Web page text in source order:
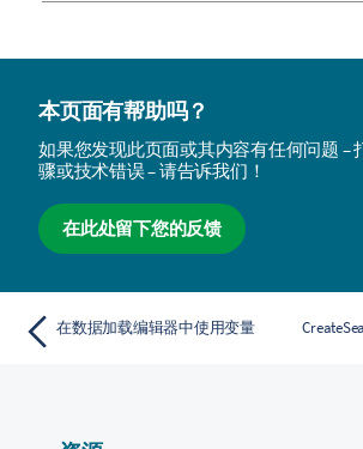
本页面有帮助吗？
如果您发现此页面或其内容有任何问题 –
骤或技术错误 – 请告诉我们！
在此处留下您的反馈
在数据加载编辑器中使用变量